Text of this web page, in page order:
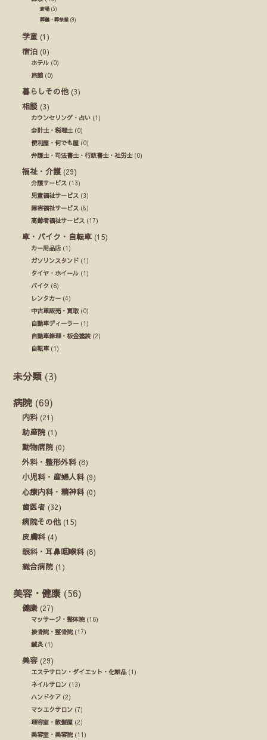
斎場(5)
葬儀・葬祭業 (9)
学童 (1)
宿泊 (0)
ホテル (0)
旅館 (0)
暮らしその他 (3)
相談 (3)
カウンセリング・占い (1)
会計士・税理士(0)
便利屋・何でも屋 (0)
弁護士・司法書士・行政書士・社労士(0)
福祉・介護(29)
介護サービス (13)
児童福祉サービス (3)
障害福祉サービス (8)
高齢者福祉サービス (17)
車・バイク・自転車 (15)
カー用品店 (1)
ガソリンスタンド (1)
タイヤ・ホイール (1)
バイク (6)
レンタカー (4)
中古車販売・買取 (0)
自動車ディーラー (1)
自動車修理・板金塗装 (2)
自転車(1)
未分類 (3)
病院 (69)
内科 (21)
助産院 (1)
動物病院 (0)
外科・整形外科 (8)
小児科・産婦人科 (9)
心療内科・精神科 (0)
歯医者 (32)
病院その他 (15)
皮膚科 (4)
眼科・耳鼻咽喉科 (8)
総合病院 (1)
美容・健康 (56)
健康 (27)
マッサージ・整体院(16)
接骨院・整骨院(17)
鍼灸(1)
美容 (29)
エステサロン・ダイエット・化粧品 (1)
ネイルサロン (13)
ハンドケア (2)
マツエクサロン (7)
理容室・散髪屋 (2)
美容室・美容院(11)